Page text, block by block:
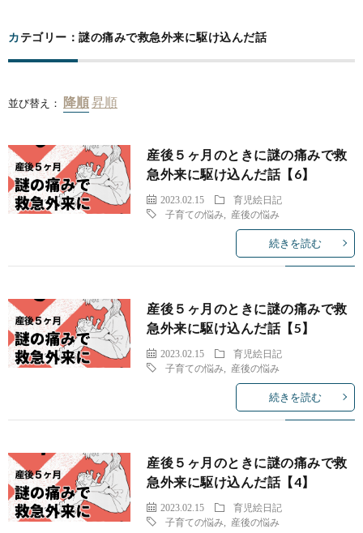
カテゴリー：謎の痛みで救急外来に駆け込んだ話
並び替え：
産後５ヶ月のときに謎の痛みで救
急外来に駆け込んだ話【6】
2023.02.15
育児絵日記
子育ての悩み
産後の悩み
続きを読む
産後５ヶ月のときに謎の痛みで救
急外来に駆け込んだ話【5】
2023.02.15
育児絵日記
子育ての悩み
産後の悩み
続きを読む
産後５ヶ月のときに謎の痛みで救
急外来に駆け込んだ話【4】
2023.02.15
育児絵日記
子育ての悩み
産後の悩み